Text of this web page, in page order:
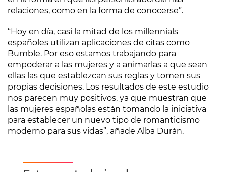
relaciones, como en la forma de conocerse”.
“Hoy en día, casi la mitad de los millennials
españoles utilizan aplicaciones de citas como
Bumble. Por eso estamos trabajando para
empoderar a las mujeres y a animarlas a que sean
ellas las que establezcan sus reglas y tomen sus
propias decisiones. Los resultados de este estudio
nos parecen muy positivos, ya que muestran que
las mujeres españolas están tomando la iniciativa
para establecer un nuevo tipo de romanticismo
moderno para sus vidas”, añade Alba Durán.